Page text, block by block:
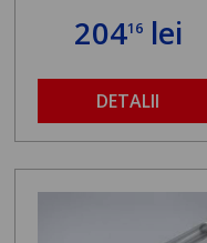
20416lei
DETALII